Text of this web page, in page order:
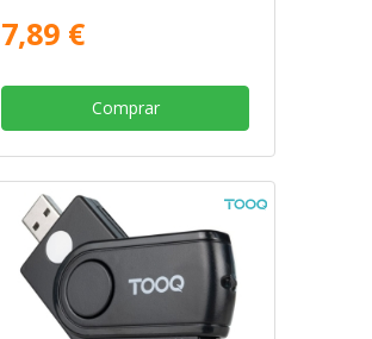
7,89 €
Comprar